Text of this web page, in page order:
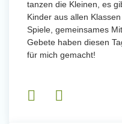
tanzen die Kleinen, es
Kinder aus allen
Spiele, gemeinsames
Gebete haben diesen
für mich gemacht!